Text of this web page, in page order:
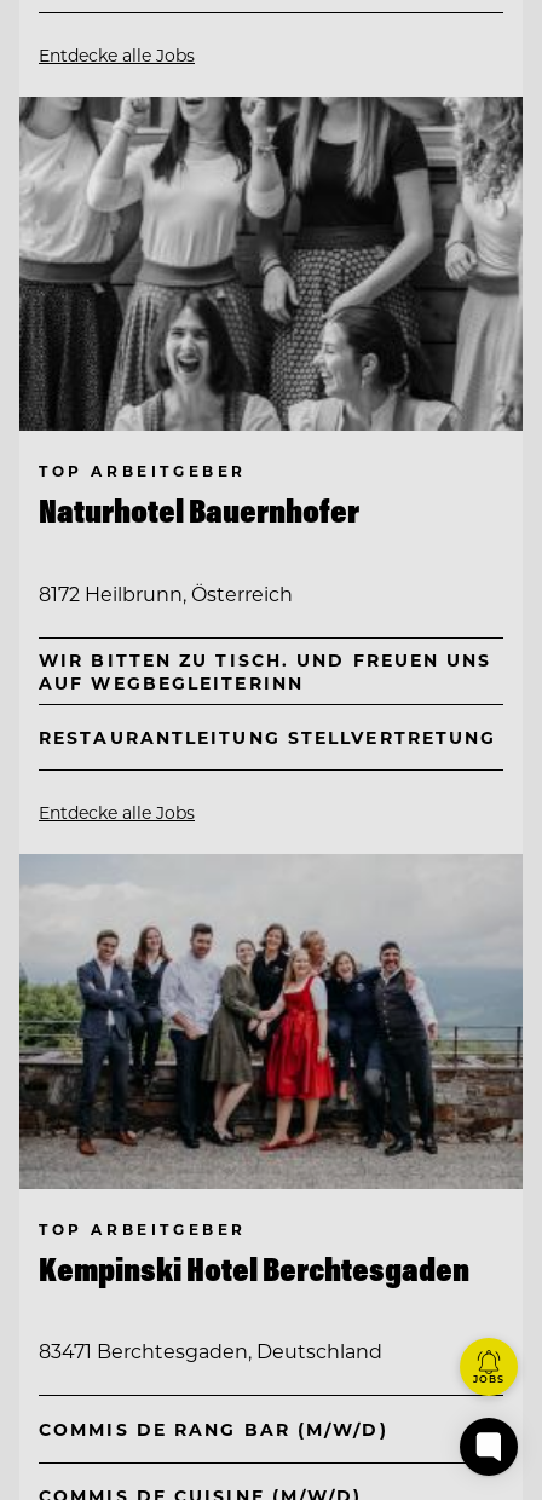
Entdecke alle Jobs
TOP ARBEITGEBER
Naturhotel Bauernhofer
8172 Heilbrunn, Österreich
WIR BITTEN ZU TISCH. UND FREUEN UNS
AUF WEGBEGLEITERINN
RESTAURANTLEITUNG STELLVERTRETUNG
Entdecke alle Jobs
TOP ARBEITGEBER
Kempinski Hotel Berchtesgaden
83471 Berchtesgaden, Deutschland
COMMIS DE RANG BAR (M/W/D)
COMMIS DE CUISINE (M/W/D)
JOBS